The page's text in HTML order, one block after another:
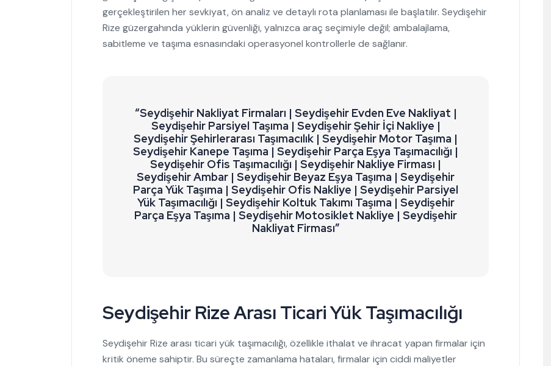
gerçekleştirilen her sevkiyat, ön analiz ve detaylı rota planlaması ile başlatılır. Seydişehir
Rize güzergahında yüklerin güvenliği, yalnızca araç seçimiyle değil; ambalajlama,
sabitleme ve taşıma esnasındaki operasyonel kontrollerle de sağlanır.
“Seydişehir Nakliyat Firmaları | Seydişehir Evden Eve Nakliyat |
Seydişehir Parsiyel Taşıma | Seydişehir Şehir İçi Nakliye |
Seydişehir Şehirlerarası Taşımacılık | Seydişehir Motor Taşıma |
Seydişehir Kanepe Taşıma | Seydişehir Parça Eşya Taşımacılığı |
Seydişehir Ofis Taşımacılığı | Seydişehir Nakliye Firması |
Seydişehir Ambar | Seydişehir Beyaz Eşya Taşıma | Seydişehir
Parça Yük Taşıma | Seydişehir Ofis Nakliye | Seydişehir Parsiyel
Yük Taşımacılığı | Seydişehir Koltuk Takımı Taşıma | Seydişehir
Parça Eşya Taşıma | Seydişehir Motosiklet Nakliye | Seydişehir
Nakliyat Firması”
Seydişehir Rize Arası Ticari Yük Taşımacılığı
Seydişehir Rize arası ticari yük taşımacılığı, özellikle ithalat ve ihracat yapan firmalar için
kritik öneme sahiptir. Bu süreçte zamanlama hataları, firmalar için ciddi maliyetler